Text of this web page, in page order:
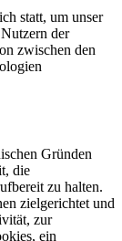
statt, um unser
der
zwischen den
Gründen
die
zu halten.
zielgerichtet und
zur
ein